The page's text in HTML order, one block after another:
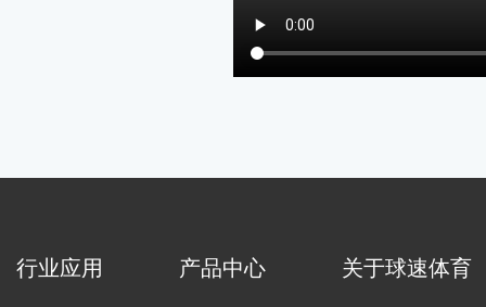
行业应用 产品中心 关于球速体育